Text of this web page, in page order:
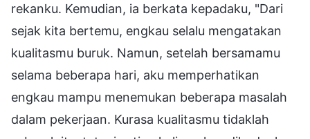
rekanku. Kemudian, ia berkata kepadaku, "Dari
sejak kita bertemu, engkau selalu mengatakan
kualitasmu buruk. Namun, setelah bersamamu
selama beberapa hari, aku memperhatikan
engkau mampu menemukan beberapa masalah
dalam pekerjaan. Kurasa kualitasmu tidaklah